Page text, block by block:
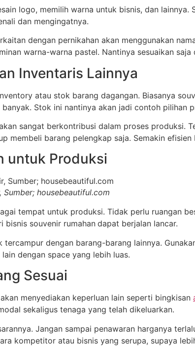
logo, memilih warna untuk bisnis, dan
dan mengingatnya.
dengan pernikahan akan menggunakan
warna-warna pastel. Nantinya sesuaikan saja
Inventaris Lainnya
atau stok barang dagangan. Biasanya
Stok ini nantinya akan jadi contoh pilihan
sangat berkontribusi dalam proses produksi.
membeli barang pelengkap saja. Semakin efisien
untuk Produksi
Sumber; housebeautiful.com
tempat untuk produksi. Tidak perlu ruangan
bisnis souvenir rumahan dapat berjalan lancar.
dengan barang-barang lainnya.
dengan space yang lebih luas.
Sesuai
menyediakan keperluan lain seperti bingkisan
sekaligus tenaga yang telah dikeluarkan.
Jangan sampai penawaran harganya
kompetitor atau bisnis yang serupa, supaya